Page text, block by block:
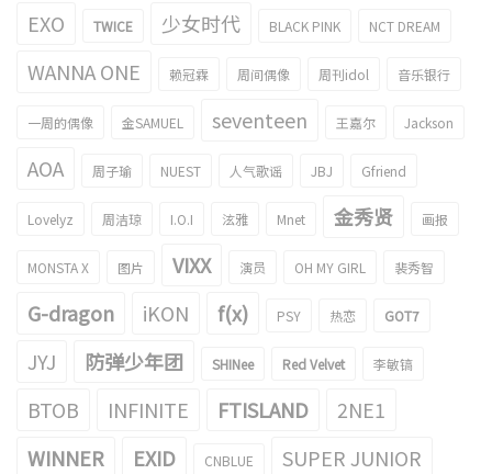
EXO TWICE 少女时代 BLACK PINK NCT DREAM
WANNA ONE 赖冠霖 周间偶像 周刊idol 音乐银行
一周的偶像 金SAMUEL seventeen 王嘉尔 Jackson
AOA 周子瑜 NUEST 人气歌谣 JBJ Gfriend
Lovelyz 周洁琼 I.O.I 泫雅 Mnet 金秀贤 画报
MONSTA X 图片 VIXX 演员 OH MY GIRL 裴秀智
G-dragon iKON f(x) PSY 热恋 GOT7
JYJ 防弹少年团 SHINee Red Velvet 李敏镐
BTOB INFINITE FTISLAND
2NE1
WINNER
EXID CNBLUE SUPER JUNIOR